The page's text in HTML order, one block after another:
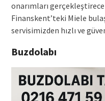
onarımları
Finanskent’teki Miele
servisimizden hızlı ve
Buzdolabı